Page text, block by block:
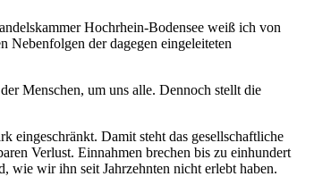
Hochrhein-Bodensee weiß ich von
der dagegen eingeleiteten
Menschen, um uns alle. Dennoch stellt die
eingeschränkt. Damit steht das gesellschaftliche
Verlust. Einnahmen brechen bis zu einhundert
wie wir ihn seit Jahrzehnten nicht erlebt haben.